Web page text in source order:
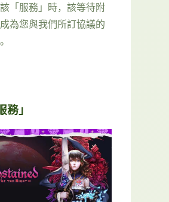
「服務」時，該等待附
為您與我們所訂協議的
」